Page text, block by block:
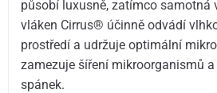
působí luxusně, zatímco samotná
vláken Cirrus® účinně odvádí
prostředí a udržuje optimální
zamezuje šíření mikroorganismů
spánek.